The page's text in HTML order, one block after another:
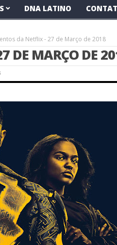
DNA LATINO
da Netflix - 27 de Março de 2018
DE MARÇO DE